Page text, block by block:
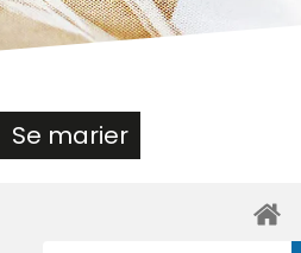
Se marier